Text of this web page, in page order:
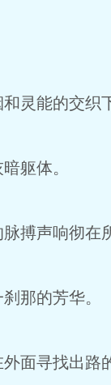
灵能的交织
躯体。
搏声响彻在
那的芳华。
面寻找出